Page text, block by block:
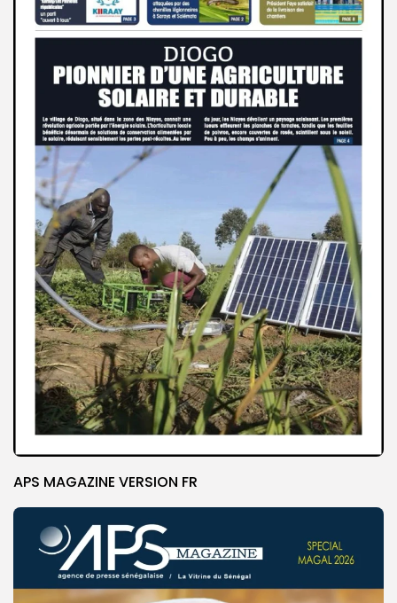
APS MAGAZINE VERSION FR